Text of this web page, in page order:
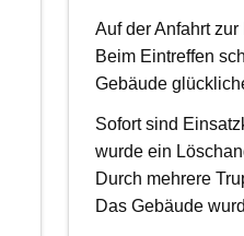
Auf der Anfahrt
Beim Eintreffen
Gebäude
Sofort sind
wurde ein
Durch mehrere
Das Gebäude